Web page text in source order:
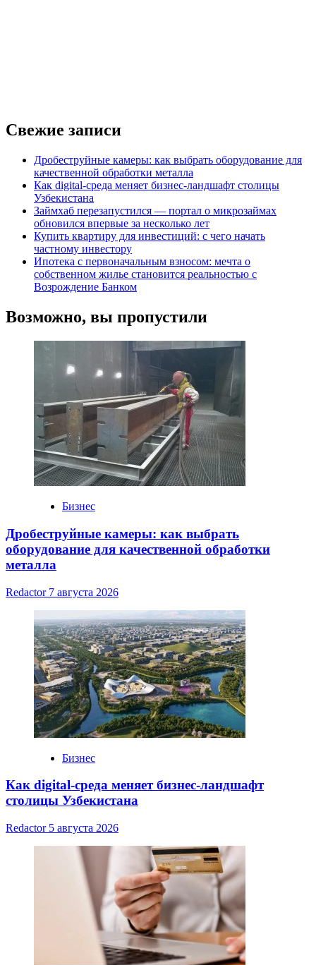
Свежие записи
Дробеструйные камеры: как выбрать оборудование для
качественной обработки металла
Как digital-среда меняет бизнес-ландшафт столицы
Узбекистана
Займхаб перезапустился — портал о микрозаймах
обновился впервые за несколько лет
Купить квартиру для инвестиций: с чего начать
частному инвестору
Ипотека с первоначальным взносом: мечта о
собственном жилье становится реальностью с
Возрождение Банком
Возможно, вы пропустили
Бизнес
Дробеструйные камеры: как выбрать
оборудование для качественной обработки
металла
Redactor 7 августа 2026
Бизнес
Как digital-среда меняет бизнес-ландшафт
столицы Узбекистана
Redactor 5 августа 2026